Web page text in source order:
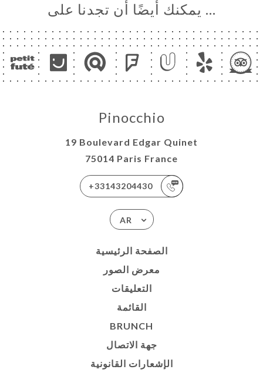
… يمكنك أيضًا أن تجدنا على
Pinocchio
19 Boulevard Edgar Quinet
75014 Paris France
+33143204430
AR
الصفحة الرئيسية
معرض الصور
التعليقات
القائمة
BRUNCH
جهة الاتصال
الإشعارات القانونية